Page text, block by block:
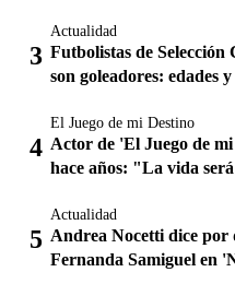
Actualidad
Futbolistas de Selección
son goleadores: edades
El Juego de mi Destino
Actor de 'El Juego de
hace años: "La vida
Actualidad
Andrea Nocetti dice por
Fernanda Samiguel en